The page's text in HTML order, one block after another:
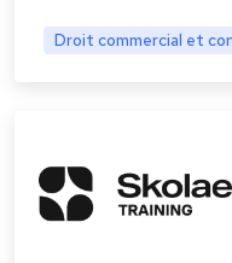
Droit commercial et